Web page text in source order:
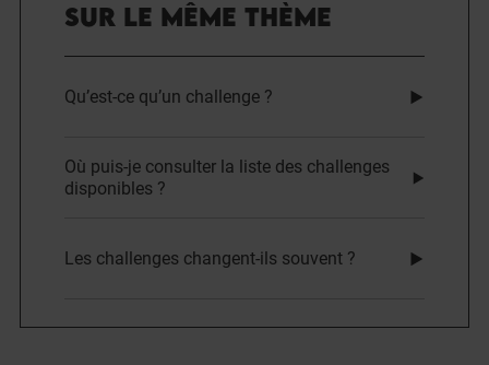
SUR LE MÊME THÈME
Qu’est-ce qu’un challenge ?
Où puis-je consulter la liste des challenges
disponibles ?
Les challenges changent-ils souvent ?